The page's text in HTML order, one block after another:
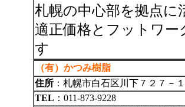
札幌の中心部を拠点に
適正価格とフットワ
す
（有）かつみ樹脂
住所 ：札幌市白石区川下７２７－
TEL ：011-873-9228